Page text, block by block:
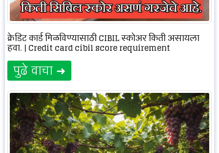
क्रेडिट कार्ड मिळविण्यासाठी CIBIL स्कोअर किती असायला
हवा. | Credit card cibil score requirement
पुढे वाचा ➜